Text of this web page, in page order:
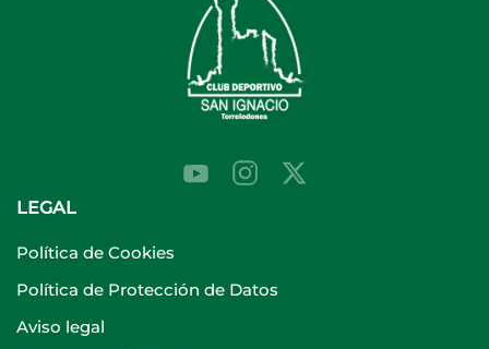
LEGAL
Política de Cookies
Política de Protección de Datos
Aviso legal